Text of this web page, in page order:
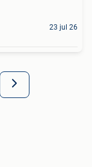
23 jul 26